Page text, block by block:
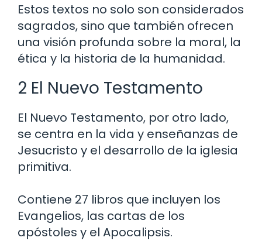
Estos textos no solo son considerados
sagrados, sino que también ofrecen
una visión profunda sobre la moral, la
ética y la historia de la humanidad.
2 El Nuevo Testamento
El Nuevo Testamento, por otro lado,
se centra en la vida y enseñanzas de
Jesucristo y el desarrollo de la iglesia
primitiva.
Contiene 27 libros que incluyen los
Evangelios, las cartas de los
apóstoles y el Apocalipsis.